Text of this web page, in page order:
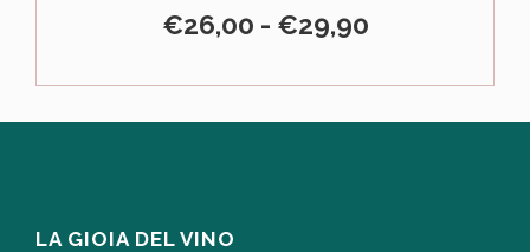
€26,00 - €29,90
LA GIOIA DEL VINO